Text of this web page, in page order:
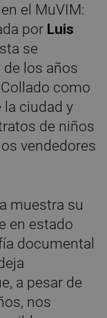
el MuVIM:
por Luis
se
de los años
como
ciudad y
de niños
vendedores
muestra su
en estado
documental
a pesar de
nos